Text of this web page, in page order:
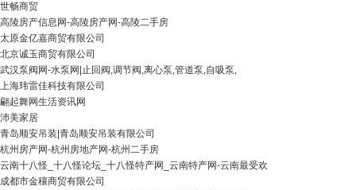
世畅商贸
高陵房产信息网-高陵房产网-高陵二手房
太原金亿嘉商贸有限公司
北京诚玉商贸有限公司
武汉泵阀网-水泵网|止回阀,调节阀,离心泵,管道泵,自吸泵,
上海玮雷佳科技有限公司
翩起舞网生活资讯网
沛美家居
青岛顺安吊装|青岛顺安吊装有限公司
杭州房产网-杭州房地产网-杭州二手房
云南十八怪_十八怪论坛_十八怪特产网_云南特产网-云南最受欢
成都市金穰商贸有限公司